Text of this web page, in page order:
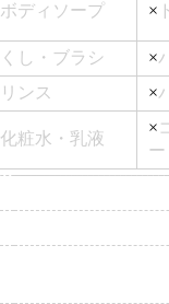
ボディソープ ×
くし・ブラシ ×
リンス ×
化粧水・乳液
×
ー